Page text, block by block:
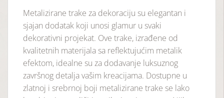
Metalizirane trake za dekoraciju su elegantan i
sjajan dodatak koji unosi glamur u svaki
dekorativni projekat. Ove trake, izrađene od
kvalitetnih materijala sa reflektujućim metalik
efektom, idealne su za dodavanje luksuznog
završnog detalja vašim kreacijama. Dostupne u
zlatnoj i srebrnoj boji metalizirane trake se lako